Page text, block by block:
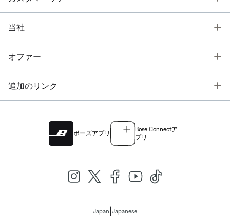
当社
オファー
追加のリンク
ボーズアプリ
Bose Connectア
プリ
Japan Japanese